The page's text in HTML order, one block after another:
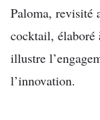
Paloma, revisité
cocktail, élaboré
illustre
l’innovation.